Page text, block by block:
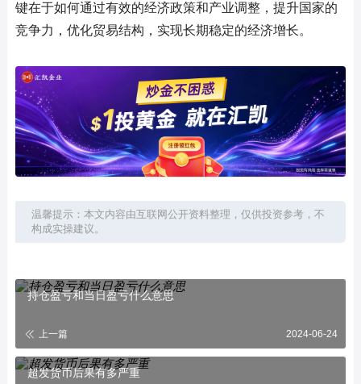
键在于如何通过有效的经济政策和产业调整，提升国家的
竞争力，优化贸易结构，实现长期稳定的经济增长。
温馨提示：本文内容由互联网公开资料整理，仅供投资参考，不
构成实操建议。
持仓盈亏和当日盈亏什么意思
上一篇 2024-06-24
超发货币后果有多严重